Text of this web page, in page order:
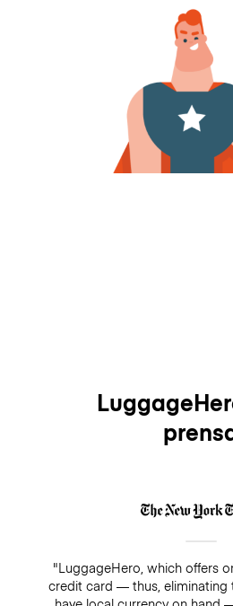
"LuggageHero, which offers
credit card — thus, eliminating